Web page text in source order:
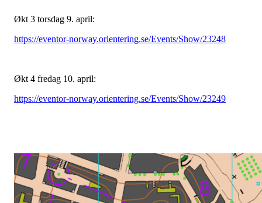
Økt 3 torsdag 9. april:
https://eventor-norway.orientering.se/Events/Show/23248
Økt 4 fredag 10. april:
https://eventor-norway.orientering.se/Events/Show/23249